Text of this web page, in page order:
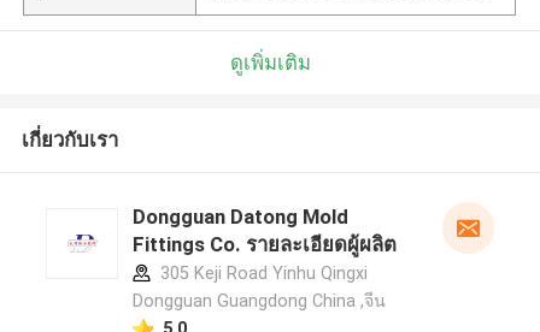
ดูเพิ่มเติม
เกี่ยวกับเรา
Dongguan Datong Mold
Fittings Co. รายละเอียดผู้ผลิต
305 Keji Road Yinhu Qingxi
Dongguan Guangdong China ,จีน